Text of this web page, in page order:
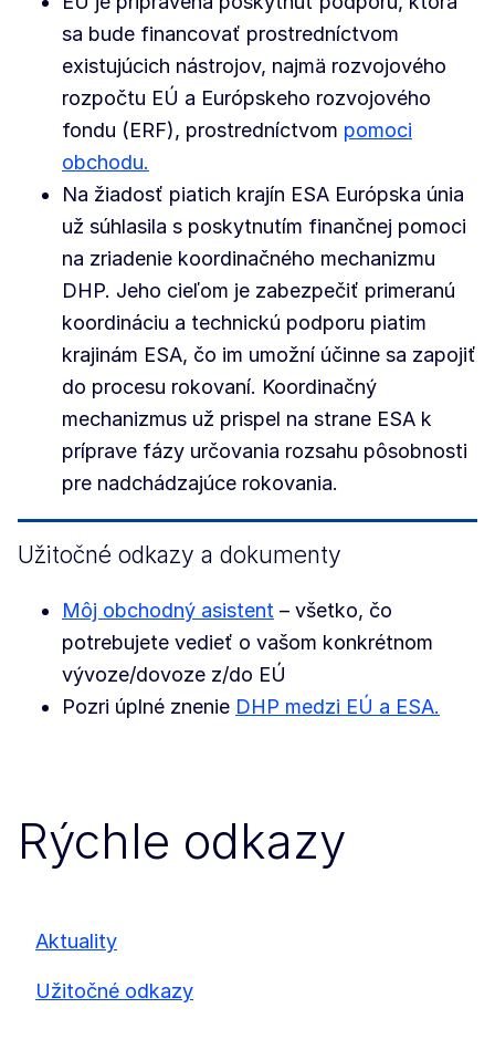
sa bude financovať prostredníctvom
existujúcich nástrojov, najmä rozvojového
rozpočtu EÚ a Európskeho rozvojového
fondu (ERF), prostredníctvom pomoci
obchodu.
Na žiadosť piatich krajín ESA Európska únia
už súhlasila s poskytnutím finančnej pomoci
na zriadenie koordinačného mechanizmu
DHP. Jeho cieľom je zabezpečiť primeranú
koordináciu a technickú podporu piatim
krajinám ESA, čo im umožní účinne sa zapojiť
do procesu rokovaní. Koordinačný
mechanizmus už prispel na strane ESA k
príprave fázy určovania rozsahu pôsobnosti
pre nadchádzajúce rokovania.
Užitočné odkazy a dokumenty
Môj obchodný asistent – všetko, čo
potrebujete vedieť o vašom konkrétnom
vývoze/dovoze z/do EÚ
Pozri úplné znenie DHP medzi EÚ a ESA.
Rýchle odkazy
Aktuality
Užitočné odkazy